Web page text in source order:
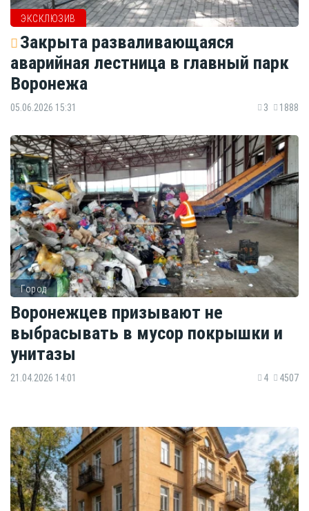
ЭКСКЛЮЗИВ
Закрыта разваливающаяся
аварийная лестница в главный парк
Воронежа
05.06.2026 15:31 3 1888
Город
Воронежцев призывают не
выбрасывать в мусор покрышки и
унитазы
21.04.2026 14:01 4 4507